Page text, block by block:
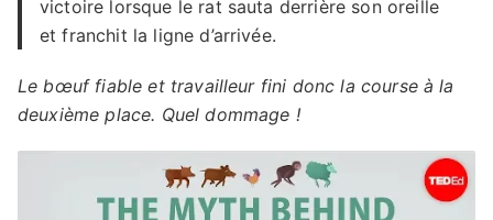
victoire lorsque le rat sauta derrière son oreille
et franchit la ligne d’arrivée.
Le bœuf fiable et travailleur fini donc la course à la
deuxième place. Quel dommage !